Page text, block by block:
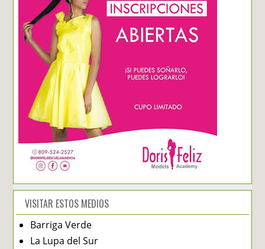
VISITAR ESTOS MEDIOS
Barriga Verde
La Lupa del Sur